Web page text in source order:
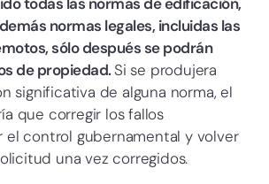
normas legales, incluidas las
sólo después se podrán
de propiedad.Si se produjera
significativa de alguna norma, el
que corregir los fallos
control gubernamental y volver
una vez corregidos.